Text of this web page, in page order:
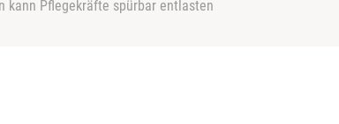
kann Pflegekräfte spürbar entlasten